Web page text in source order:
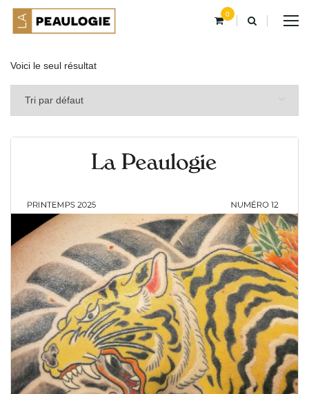
0
Voici le seul résultat